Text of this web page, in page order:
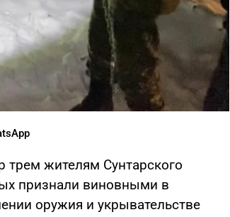
трем жителям Сунтарского
признали виновными в
оружия и укрывательстве